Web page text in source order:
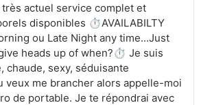
très actuel service complet et
disponibles ⏱AVAILABILTY
ou Late Night any time...Just
heads up of when?⏱ Je suis
chaude, sexy, séduisante
veux me brancher alors appelle-moi
de portable. Je te répondrai avec